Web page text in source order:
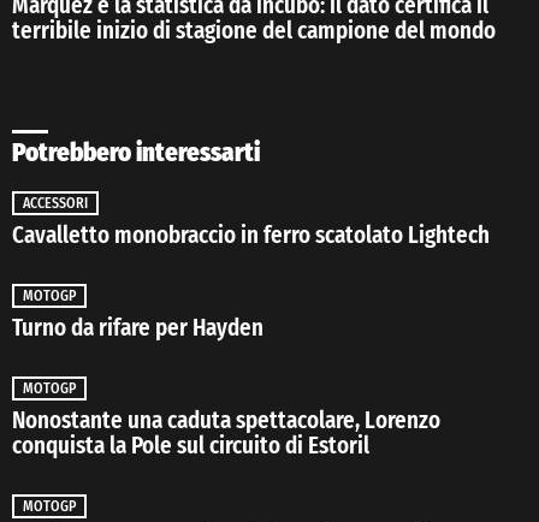
terribile inizio di stagione del campione del mondo
Potrebbero interessarti
ACCESSORI
Cavalletto monobraccio in ferro scatolato Lightech
MOTOGP
Turno da rifare per Hayden
MOTOGP
Nonostante una caduta spettacolare, Lorenzo
conquista la Pole sul circuito di Estoril
MOTOGP